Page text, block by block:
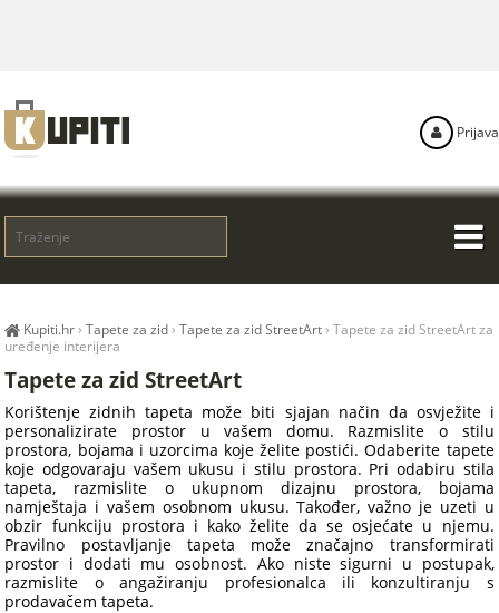
Kupiti.hr›Tapete za zid ›Tapete za zid StreetArt ›Tapete za zid StreetArt za
uređenje interijera
Tapete za zid StreetArt
Korištenje zidnih tapeta može biti sjajan način da osvježite i
personalizirate prostor u vašem domu. Razmislite o stilu
prostora, bojama i uzorcima koje želite postići. Odaberite tapete
koje odgovaraju vašem ukusu i stilu prostora. Pri odabiru stila
tapeta, razmislite o ukupnom dizajnu prostora, bojama
namještaja i vašem osobnom ukusu. Također, važno je uzeti u
obzir funkciju prostora i kako želite da se osjećate u njemu.
Pravilno postavljanje tapeta može značajno transformirati
prostor i dodati mu osobnost. Ako niste sigurni u postupak,
razmislite o angažiranju profesionalca ili konzultiranju s
prodavačem tapeta.
Prijava